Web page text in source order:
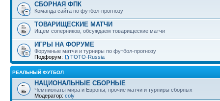
СБОРНАЯ ФПК
Команда сайта по футбол-прогнозу
ТОВАРИЩЕСКИЕ МАТЧИ
Ищем соперников, обсуждаем товарищеские матчи
ИГРЫ НА ФОРУМЕ
Форумные матчи и турниры по футбол-прогнозу
Подфорум:
ТОТО-Russia
РЕАЛЬНЫЙ ФУТБОЛ
НАЦИОНАЛЬНЫЕ СБОРНЫЕ
Чемпионаты мира и Европы, прочие матчи и турниры сборных
Модератор: coly